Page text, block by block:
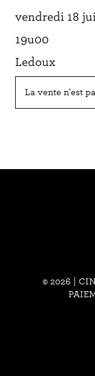
vendredi 18
19u00
Ledoux
La vente n'est
© 2026 |